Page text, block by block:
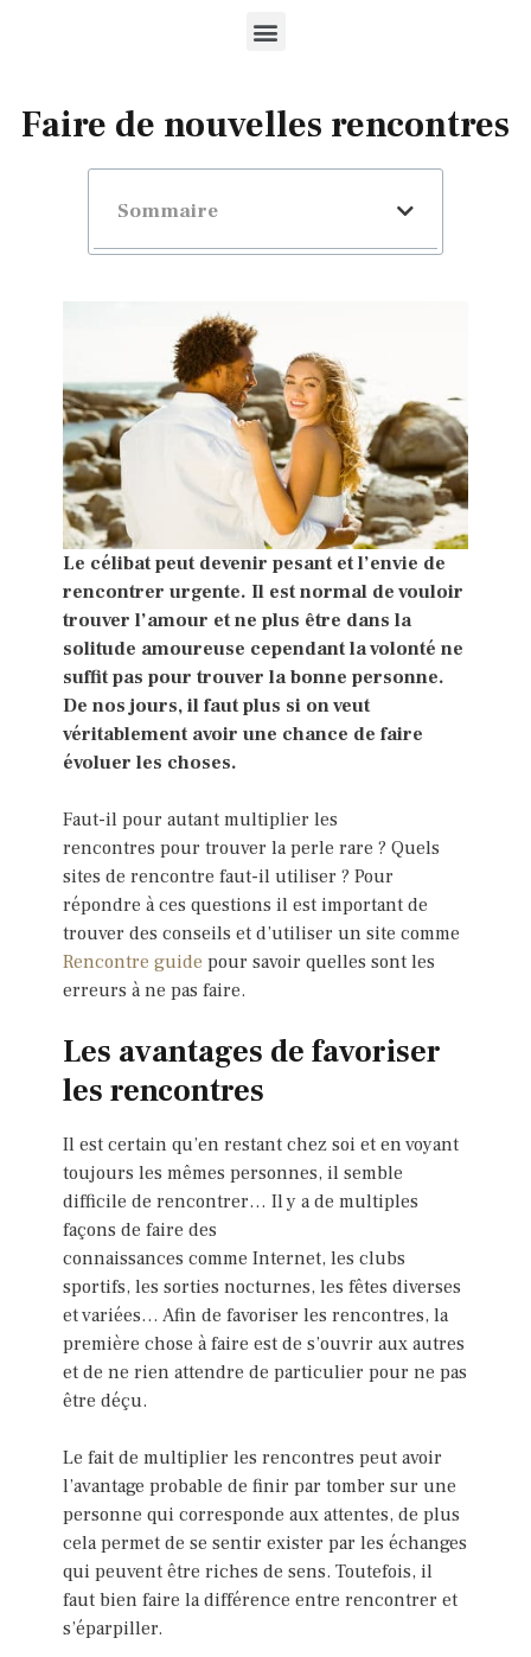
Faire de nouvelles rencontres
Sommaire
Le célibatpeut devenir pesant et l’envie de
rencontrer urgente. Il est normal de vouloir
trouver l’amour et ne plus être dans la
solitude amoureuse cependant la volonté ne
suffit pas pour trouver la bonne personne.
De nos jours, il faut plus si on veut
véritablement avoir une chance de faire
évoluer les choses.
Faut-il pour autant multiplier les
rencontres pour trouver la perle rare ? Quels
sites de rencontre faut-il utiliser ? Pour
répondre à ces questions il est important de
trouver des conseils et d’utiliser un site comme
Rencontre guide pour savoir quelles sont les
erreurs à ne pas faire.
Les avantages de favoriser
les rencontres
Il est certain qu’en restant chez soi et en voyant
toujours les mêmes personnes, il semble
difficile de rencontrer… Il y a de multiples
façons de faire des
connaissances comme Internet, les clubs
sportifs, les sorties nocturnes, les fêtes diverses
et variées… Afin de favoriser les rencontres, la
première chose à faire est de s’ouvrir aux autres
et de ne rien attendre de particulier pour ne pas
être déçu.
Le fait de multiplier les rencontres peut avoir
l’avantage probable de finir par tomber sur une
personne qui corresponde aux attentes, de plus
cela permet de se sentir exister par les échanges
qui peuvent être riches de sens. Toutefois, il
faut bien faire la différence entre rencontrer et
s’éparpiller.